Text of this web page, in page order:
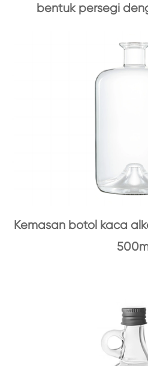
bentuk persegi
Kemasan botol kaca